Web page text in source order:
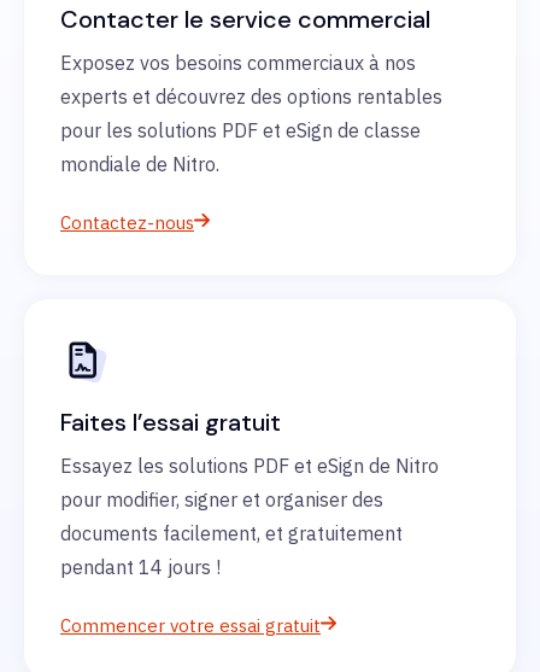
Contacter le service commercial
Exposez vos besoins commerciaux à nos
experts et découvrez des options rentables
pour les solutions PDF et eSign de classe
mondiale de Nitro.
Contactez-nous
Faites l’essai gratuit
Essayez les solutions PDF et eSign de Nitro
pour modifier, signer et organiser des
documents facilement, et gratuitement
pendant 14 jours !
Commencer votre essai gratuit